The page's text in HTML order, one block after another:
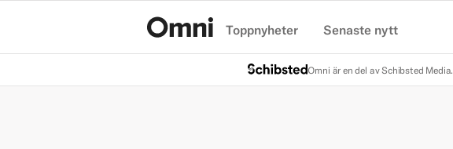
Toppnyheter Senaste nytt
Omni är en del av Schibsted Media.